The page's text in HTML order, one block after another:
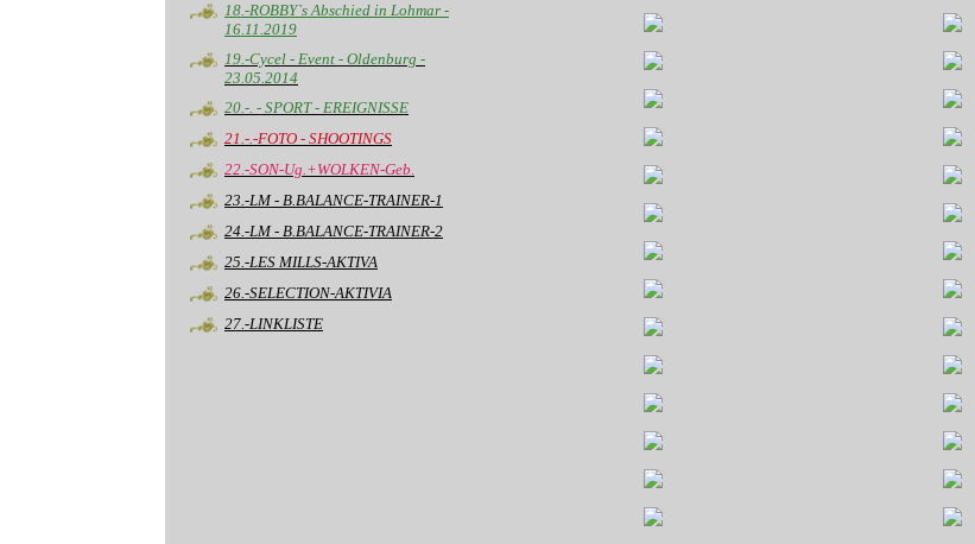
18.-ROBBY`s Abschied in Lohmar -
16.11.2019
19.-Cycel - Event - Oldenburg -
23.05.2014
20.-. - SPORT - EREIGNISSE
21.-.-FOTO - SHOOTINGS
22.-SON-Ug.+WOLKEN-Geb.
23.-LM - B.BALANCE-TRAINER-1
24.-LM - B.BALANCE-TRAINER-2
25.-LES MILLS-AKTIVA
26.-SELECTION-AKTIVIA
27.-LINKLISTE